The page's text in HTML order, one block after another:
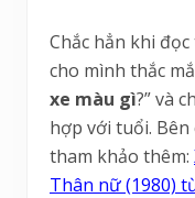
Chắc hẳn khi
cho mình thắc
xe màu gì?” và
hợp với tuổi.
tham khảo thêm:
Thân nữ (1980)